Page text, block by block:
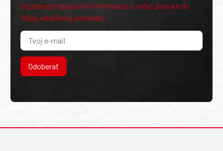
Odoberajte najnovšie informácie o našej ponuke do
Vašej emailovej schránky.
Odoberať